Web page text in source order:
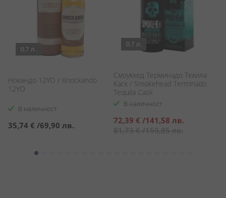
0.7 л.
Нокандо 12YO / Knockando
12YO
В наличност
35,74 € /69,90 лв.
0.7 л.
Смоукхед Терминадо Текила
Каск / Smokehead Terminado
Tequila Cask
В наличност
Специална
цена
72,39 € /141,58 лв.
81,73 €/159,85 лв.